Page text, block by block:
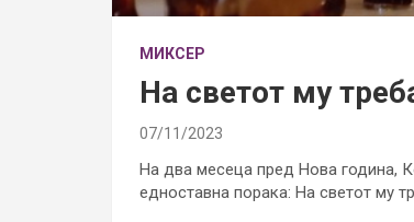
МИКСЕР
На светот му
07/11/2023
На два месеца пред Нова година,
едноставна порака: На светот му